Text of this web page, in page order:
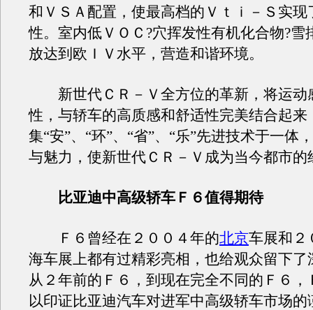
和ＶＳＡ配置，使最高档的Ｖｔｉ－Ｓ实现
性。室内低ＶＯＣ?穴挥发性有机化合物?雪
放达到欧ＩＶ水平，营造和谐环境。
新世代ＣＲ－Ｖ全方位的革新，将运动
性，与轿车的高质感和舒适性完美结合起来
集“安”、“环”、“省”、“乐”先进技术于一体
与魅力，使新世代ＣＲ－Ｖ成为当今都市的
比亚迪中高级轿车Ｆ６值得期待
Ｆ６曾经在２００４年的北京车展和２
海车展上都有过精彩亮相，也给观众留下了
从２年前的Ｆ６，到现在完全不同的Ｆ６，
以印证比亚迪汽车对进军中高级轿车市场的